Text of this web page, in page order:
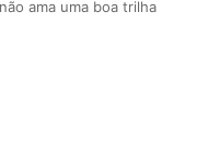
ama uma boa trilha